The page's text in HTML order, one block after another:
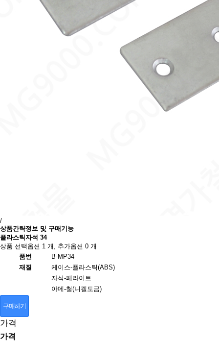
/
상품간략정보 및 구매기능
플라스틱자석 34
상품 선택옵션 1 개, 추가옵션 0 개
품번
B-MP34
재질
케이스-플라스틱(ABS)
자석-페라이트
아데-철(니켈도금)
구매하기
가격
가격